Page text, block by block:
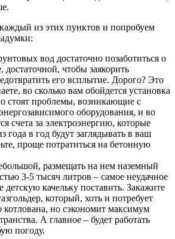
из этих пунктов и попробуем
вод достаточно позаботиться о
достаточной, чтобы заякорить
его всплытие. Дорого? Это
во сколько вам обойдется установка
стоят проблемы, возникающие с
оборудования, и во
счета за электроэнергию, которые
года в год будут заглядывать в ваш
проще потратиться на бетонную
размещать на нем наземный
3-5 тысяч литров – самое неудачное
качельку поставить. Закажите
который, хоть и потребует
котлована, но сэкономит максимум
А главное – будет работать
погоду.